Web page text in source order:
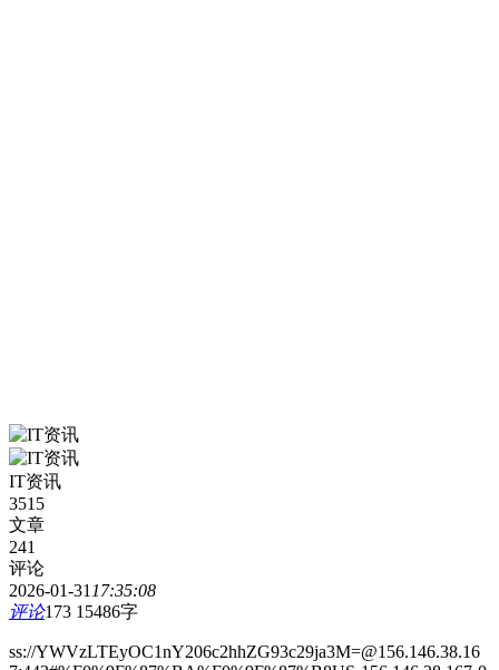
IT资讯
3515
文章
241
评论
2026-01-31 17:35:08
评论173 15486字
ss://YWVzLTEyOC1nY206c2hhZG93c29ja3M=@156.146.38.16